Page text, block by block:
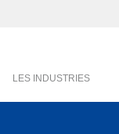
LES INDUSTRIES